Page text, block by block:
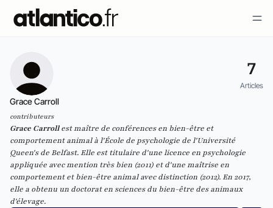
7
Articles
Grace Carroll
contributeurs
Grace Carrollest maître de conférences en bien-être et
comportement animal à l'École de psychologie de l'Université
Queen's de Belfast. Elle est titulaire d'une licence en psychologie
appliquée avec mention très bien (2011) et d'une maîtrise en
comportement et bien-être animal avec distinction (2012). En 2017,
elle a obtenu un doctorat en sciences du bien-être des animaux
d'élevage.